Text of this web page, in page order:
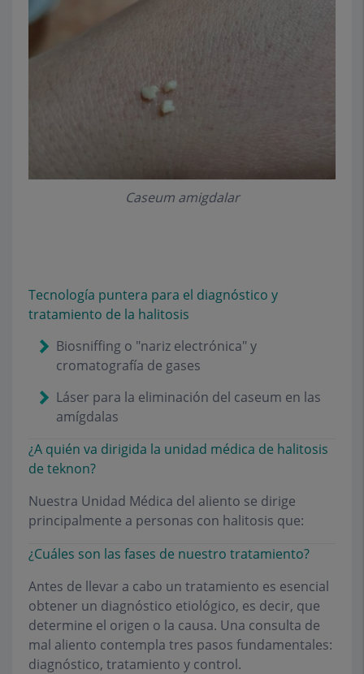
Caseum amigdalar
Tecnología puntera para el diagnóstico y
tratamiento de la halitosis
Biosniffing o "nariz electrónica" y
cromatografía de gases
Láser para la eliminación del caseum en las
amígdalas
¿A quién va dirigida la unidad médica de halitosis
de teknon?
Nuestra Unidad Médica del aliento se dirige
principalmente a personas con halitosis que:
¿Cuáles son las fases de nuestro tratamiento?
Antes de llevar a cabo un tratamiento es esencial
obtener un diagnóstico etiológico, es decir, que
determine el origen o la causa. Una consulta de
mal aliento contempla tres pasos fundamentales:
diagnóstico, tratamiento y control.